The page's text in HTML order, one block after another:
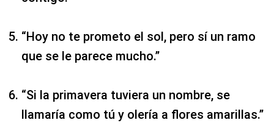
“Hoy no te prometo el sol, pero sí un ramo
que se le parece mucho.”
“Si la primavera tuviera un nombre, se
llamaría como tú y olería a flores amarillas.”